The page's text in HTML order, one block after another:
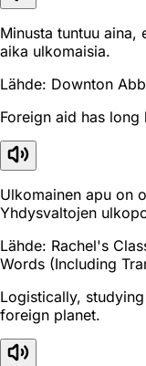
Minusta tuntuu aina,
aika ulkomaisia.
Lähde: Downton
Foreign aid has
Ulkomainen apu on
Yhdysvaltojen
Lähde: Rachel's
Words (Including
Logistically,
foreign planet.